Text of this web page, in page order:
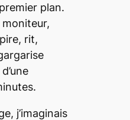
plan.
rit,
j’imaginais